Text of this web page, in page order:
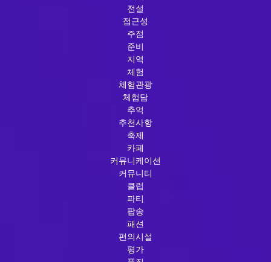
전설
접근성
주점
준비
지역
체험
체험관광
체험담
추억
추천사항
축제
카페
커뮤니케이션
커뮤니티
클럽
파티
팝송
패션
편의시설
평가